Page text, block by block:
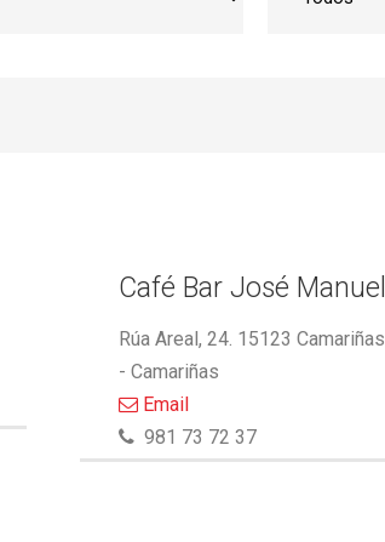
Café Bar José Manuel
Rúa Areal, 24. 15123 Camariñas
- Camariñas
Email
981 73 72 37